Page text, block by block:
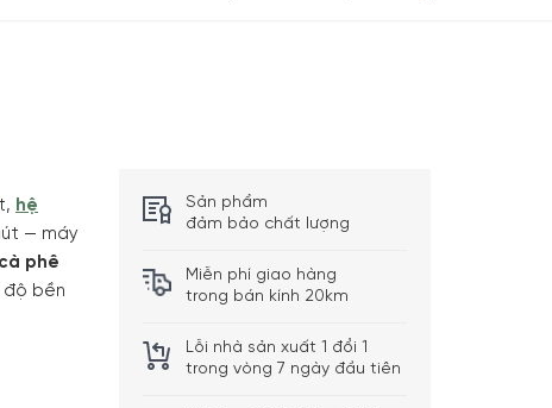
hệ
— máy
phê
bền
Sản phẩm
đảm bảo chất lượng
Miễn phí giao hàng
trong bán kính 20km
Lỗi nhà sản xuất 1 đổi 1
trong vòng 7 ngày đầu tiên